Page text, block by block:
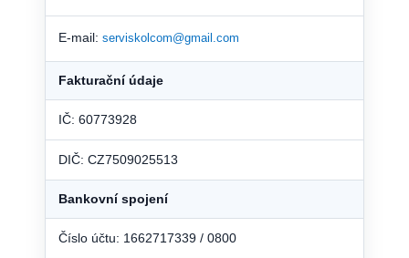
E-mail: serviskolcom@gmail.com
Fakturační údaje
IČ: 60773928
DIČ: CZ7509025513
Bankovní spojení
Číslo účtu: 1662717339 / 0800